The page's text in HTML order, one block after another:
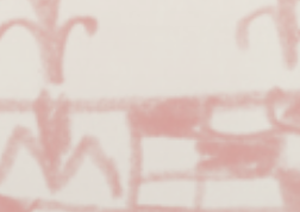
Bibliothèque musicale
Infos pratiques